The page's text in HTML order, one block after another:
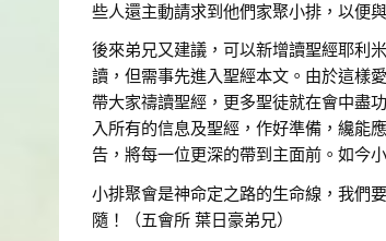
些人還主動請求到他們家聚小排，以便
後來弟兄又建議，可以新增讀聖經耶利
讀，但需事先進入聖經本文。由於這樣
帶大家禱讀聖經，更多聖徒就在會中盡
入所有的信息及聖經，作好準備，纔能
告，將每一位更深的帶到主面前。如今
小排聚會是神命定之路的生命線，我們
隨！（五會所 葉日豪弟兄）